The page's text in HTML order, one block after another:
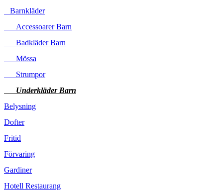
Barnkläder
Accessoarer Barn
Badkläder Barn
Mössa
Strumpor
Underkläder Barn
Belysning
Dofter
Fritid
Förvaring
Gardiner
Hotell Restaurang